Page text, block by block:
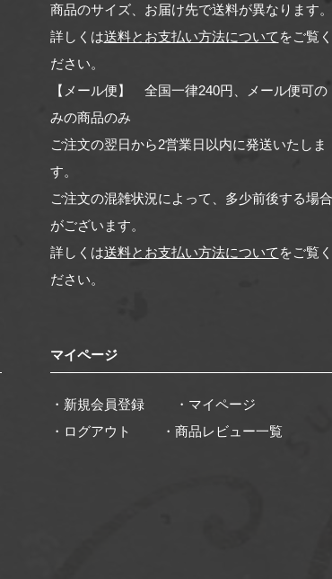
商品のサイズ、お届け先で送料が異なります。
詳しくは送料とお支払い方法について をご覧く
ださい。
【メール便】 全国一律240円、メール便可の
みの商品のみ
ご注文の翌日から2営業日以内に発送いたしま
す。
ご注文の混雑状況によって、多少前後する場合
がございます。
詳しくは送料とお支払い方法について をご覧く
ださい。
マイページ
・新規会員登録
・マイページ
・ログアウト
・商品レビュー一覧